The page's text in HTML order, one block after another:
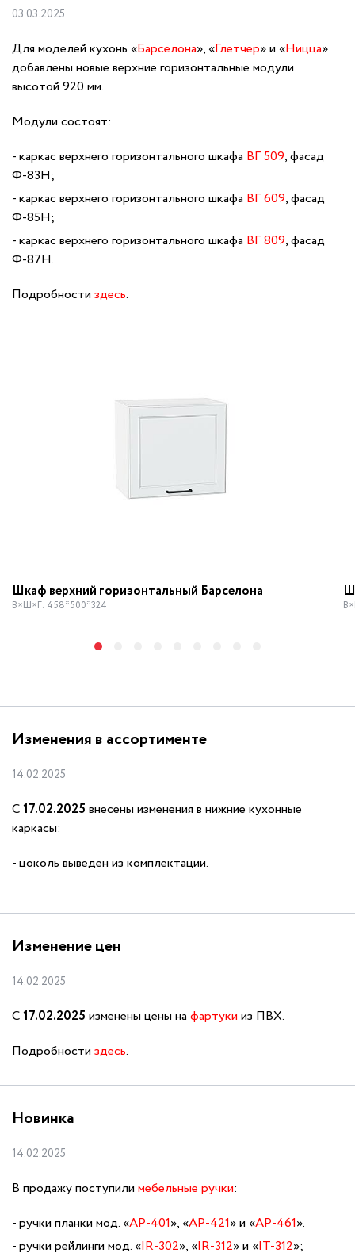
03.03.2025
Для моделей кухонь «Барселона», «Глетчер» и «Ницца»
добавлены новые верхние горизонтальные модули
высотой 920 мм.
Модули состоят:
каркас верхнего горизонтального шкафа ВГ 509, фасад
Ф-83Н;
каркас верхнего горизонтального шкафа ВГ 609, фасад
Ф-85Н;
каркас верхнего горизонтального шкафа ВГ 809, фасад
Ф-87Н.
Подробности здесь.
Шкаф верхний горизонтальный Барселона
В×Ш×Г: 458*500*324
Изменения в ассортименте
14.02.2025
С17.02.2025 внесены изменения в нижние кухонные
каркасы:
цоколь выведен из комплектации.
Изменение цен
14.02.2025
С17.02.2025 изменены цены на фартуки из ПВХ.
Подробности здесь.
Новинка
14.02.2025
В продажу поступили мебельные ручки:
ручки планки мод. «AP-401», «AP-421» и «AP-461».
ручки рейлинги мод. «IR-302», «IR-312» и «IT-312»;